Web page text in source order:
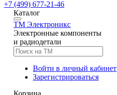
+7 (499) 677-21-46
Каталог
TM Электроникс
Электронные компоненты
и радиодетали
Войти в личный кабинет
Зарегистрироваться
Корзина